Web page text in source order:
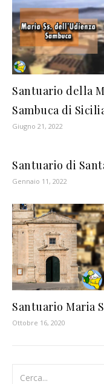
Santuario della
Sambuca di
Giugno 21, 2022
Santuario di
Gennaio 11, 2022
Santuario Maria
Ottobre 16, 2020